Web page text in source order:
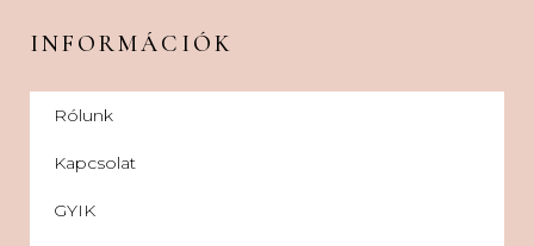
INFORMÁCIÓK
Rólunk
Kapcsolat
GYIK